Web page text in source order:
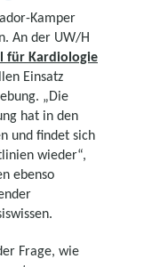
Kamper
An der UW/H
für Kardiologie
Einsatz
„Die
hat in den
und findet sich
wieder“,
ebenso
Frage, wie